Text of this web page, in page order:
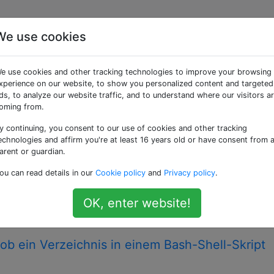
Fragen
Klasse textbasierter interaktiver
zu Shell-Skripten verwenden Sie bitte ein
(POSIX-kompatible) Lösung angenommen werden,
aus Python
(als hätte ich ihn an der Unix-Shell oder an der Windows-
in einem Python-Skript auf?
command
ein Verzeichnis in einem Bash-Shell-Skript
use cookies
use cookies and other tracking technologies to improve your browsing
on our website, to show you personalized content and targeted
to analyze our website traffic, and to understand where our visitors
from.
continuing, you consent to our use of cookies and other tracking
and affirm you're at least 16 years old or have consent from a
or guardian.
can read details in our Cookie policy and Privacy policy.
OK, enter website!